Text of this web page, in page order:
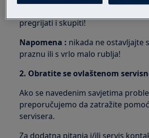
pregrijati i skupiti!
Napomena : nikada ne ostavljajte
praznu ili s vrlo malo rublja!
2. Obratite se ovlaštenom
Ako se navedenim savjetima
preporučujemo da zatražite
servisera.
Za dodatna pitanja i/ili servis